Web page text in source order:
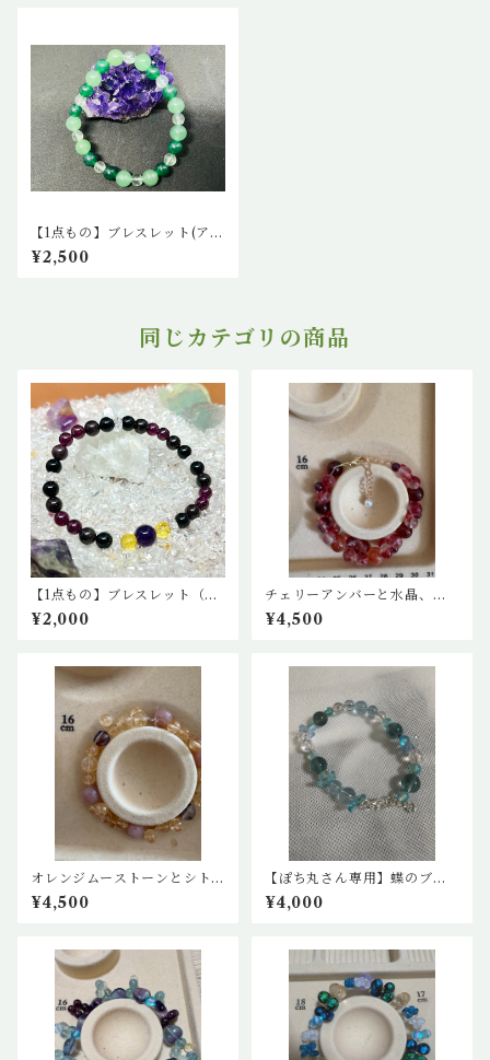
【1点もの】ブレスレット(アベ
ンチュリン2種、グリーンフロ
ーライト)
¥2,500
同じカテゴリの商品
【1点もの】ブレスレット（ガ
ーネット、モリオン、シトリ
ン、アメジスト）
¥2,000
チェリーアンバーと水晶、ガ
ーネットの花のブレスレット
¥4,500
オレンジムーストーンとシト
リン、ルチルのデザインブレ
スレット
¥4,500
【ぽち丸さん専用】蝶のブレ
スレット
¥4,000